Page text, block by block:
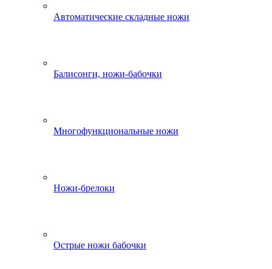
Автоматические складные ножи
Балисонги, ножи-бабочки
Многофункциональные ножи
Ножи-брелоки
Острые ножи бабочки